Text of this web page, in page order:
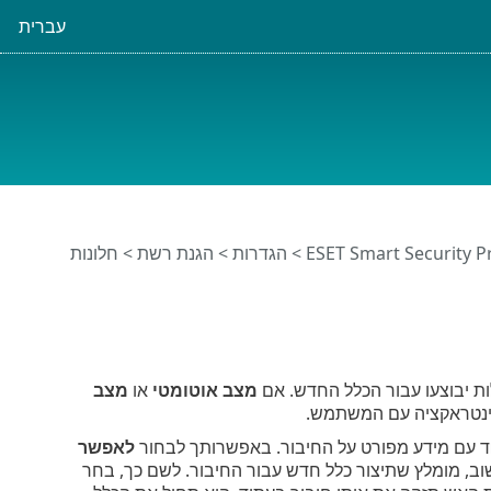
עברית
> הגדרות> הגנת רשת> חלונות
יבוצעו עבור הכלל החדש. אם מצב אוטומטי או מצב
עם המשתמש.
עם מידע מפורט על החיבור. באפשרותך לבחורלאפשר
מומלץ שתיצור כלל חדש עבור החיבור. לשם כך, בחר